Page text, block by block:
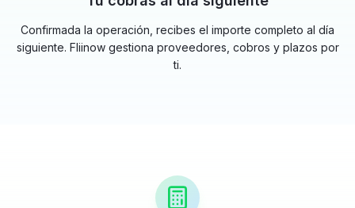
Confirmada la operación, recibes el importe completo al día
siguiente. Fliinow gestiona proveedores, cobros y plazos por
ti.